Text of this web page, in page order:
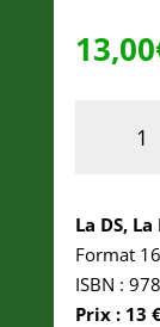
13,00
LA
!
La DS,
Format
ISBN :
Prix : 13